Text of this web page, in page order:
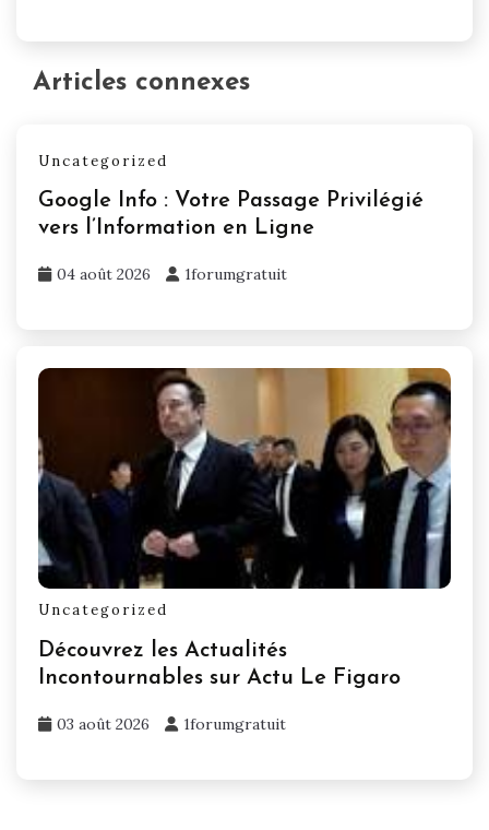
Articles connexes
Uncategorized
Google Info : Votre Passage Privilégié
vers l’Information en Ligne
04 août 2026 1forumgratuit
Uncategorized
Découvrez les Actualités
Incontournables sur Actu Le Figaro
03 août 2026 1forumgratuit